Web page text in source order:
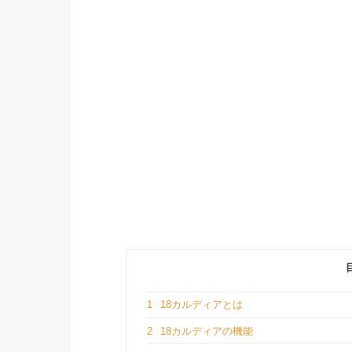
1 18カルディアとは
2 18カルディアの機能